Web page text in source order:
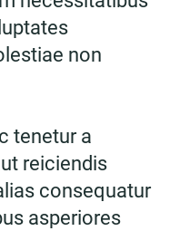
non
tenetur a
reiciendis
consequatur
asperiores